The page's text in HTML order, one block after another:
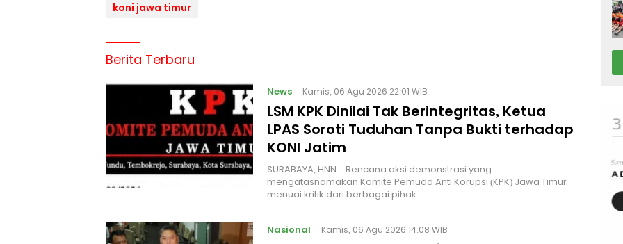
koni jawa timur
Berita Terbaru
News Kamis, 06 Agu 2026 22:01 WIB
LSM KPK Dinilai Tak Berintegritas, Ketua
LPAS Soroti Tuduhan Tanpa Bukti terhadap
KONI Jatim
SURABAYA, HNN – Rencana aksi demonstrasi yang
mengatasnamakan Komite Pemuda Anti Korupsi (KPK) Jawa Timur
menuai kritik dari berbagai pihak.…
Nasional Kamis, 06 Agu 2026 14:08 WIB